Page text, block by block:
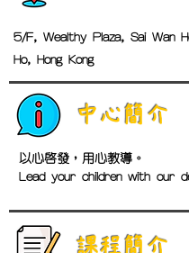
5/F, Wealthy Plaza, Sai Wan
Ho, Hong Kong
中心簡介
以心啟發，用心教導。
Lead your children with our
​課程簡介